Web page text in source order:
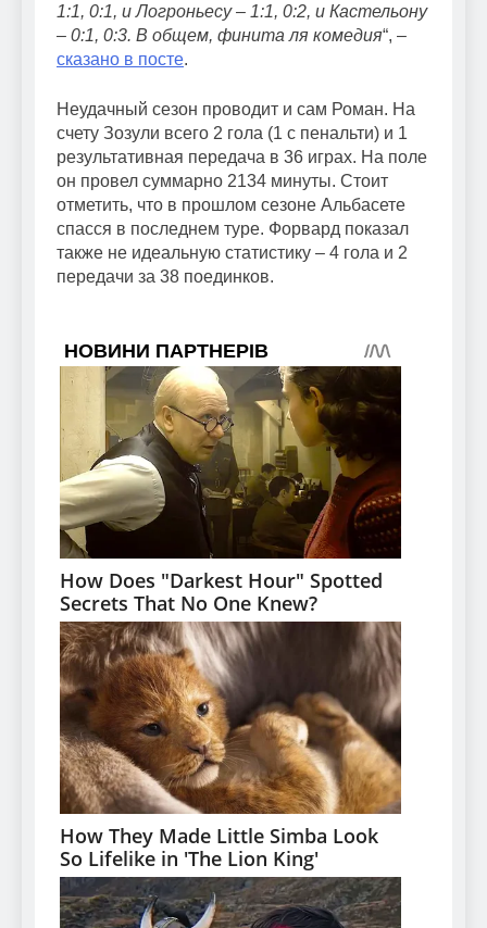
1:1, 0:1, и Логроньесу – 1:1, 0:2, и Кастельону
– 0:1, 0:3. В общем, финита ля комедия“, –
сказано в посте.
Неудачный сезон проводит и сам Роман. На
счету Зозули всего 2 гола (1 с пенальти) и 1
результативная передача в 36 играх. На поле
он провел суммарно 2134 минуты. Стоит
отметить, что в прошлом сезоне Альбасете
спасся в последнем туре. Форвард показал
также не идеальную статистику – 4 гола и 2
передачи за 38 поединков.